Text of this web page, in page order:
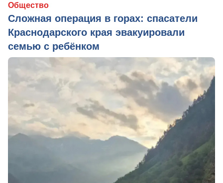
Общество
Сложная операция в горах: спасатели
Краснодарского края эвакуировали
семью с ребёнком